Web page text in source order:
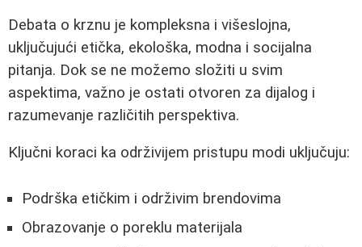
Debata o krznu je kompleksna i višeslojna,
uključujući etička, ekološka, modna i socijalna
pitanja. Dok se ne možemo složiti u svim
aspektima, važno je ostati otvoren za dijalog i
razumevanje različitih perspektiva.
Ključni koraci ka održivijem pristupu modi uključuju:
Podrška etičkim i održivim brendovima
Obrazovanje o poreklu materijala